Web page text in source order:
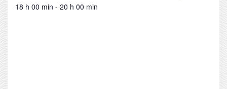
18 h 00 min - 20 h 00 min